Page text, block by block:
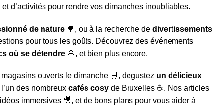
💰 Activités gratuites à
Bruxelles
🏛️ Monuments et attractions
touristiques
Découvrez les
Bruxelles
🌳 Nature, Parcs et Jardin à
Bruxelles
d’activités pour rendre vos dimanches inoubliables.
de nature 🌳, ou à la recherche de divertissements
pour tous les goûts. Découvrez des événements
où se détendre 🌸, et bien plus encore.
ouverts le dimanche 🛒, dégustez un délicieux
des nombreux cafés cosy de Bruxelles ☕. Nos articles
immersives 🎥, et de bons plans pour vous aider à